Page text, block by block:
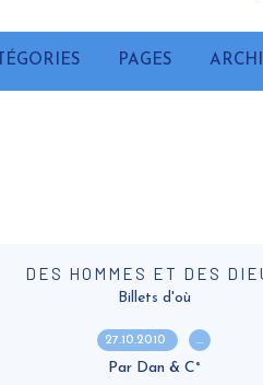
PAGES
DES HOMMES ET DES
Billets d'où
27.10.2010 …
Par Dan & C°